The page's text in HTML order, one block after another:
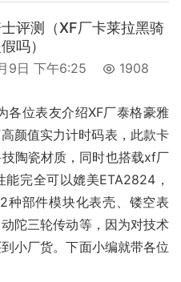
评测（XF厂卡莱拉黑骑
吗）
9日 下午6:25 1908
各位表友介绍XF厂泰格豪雅
颜值实力计时码表，此款卡
陶瓷材质，同时也搭载xf厂
完全可以媲美ETA2824，
种部件模块化表壳、镂空表
陀三轮传动等，因为对技术
小厂货。下面小编就带各位